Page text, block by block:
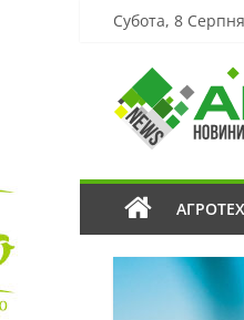
Субота, 8